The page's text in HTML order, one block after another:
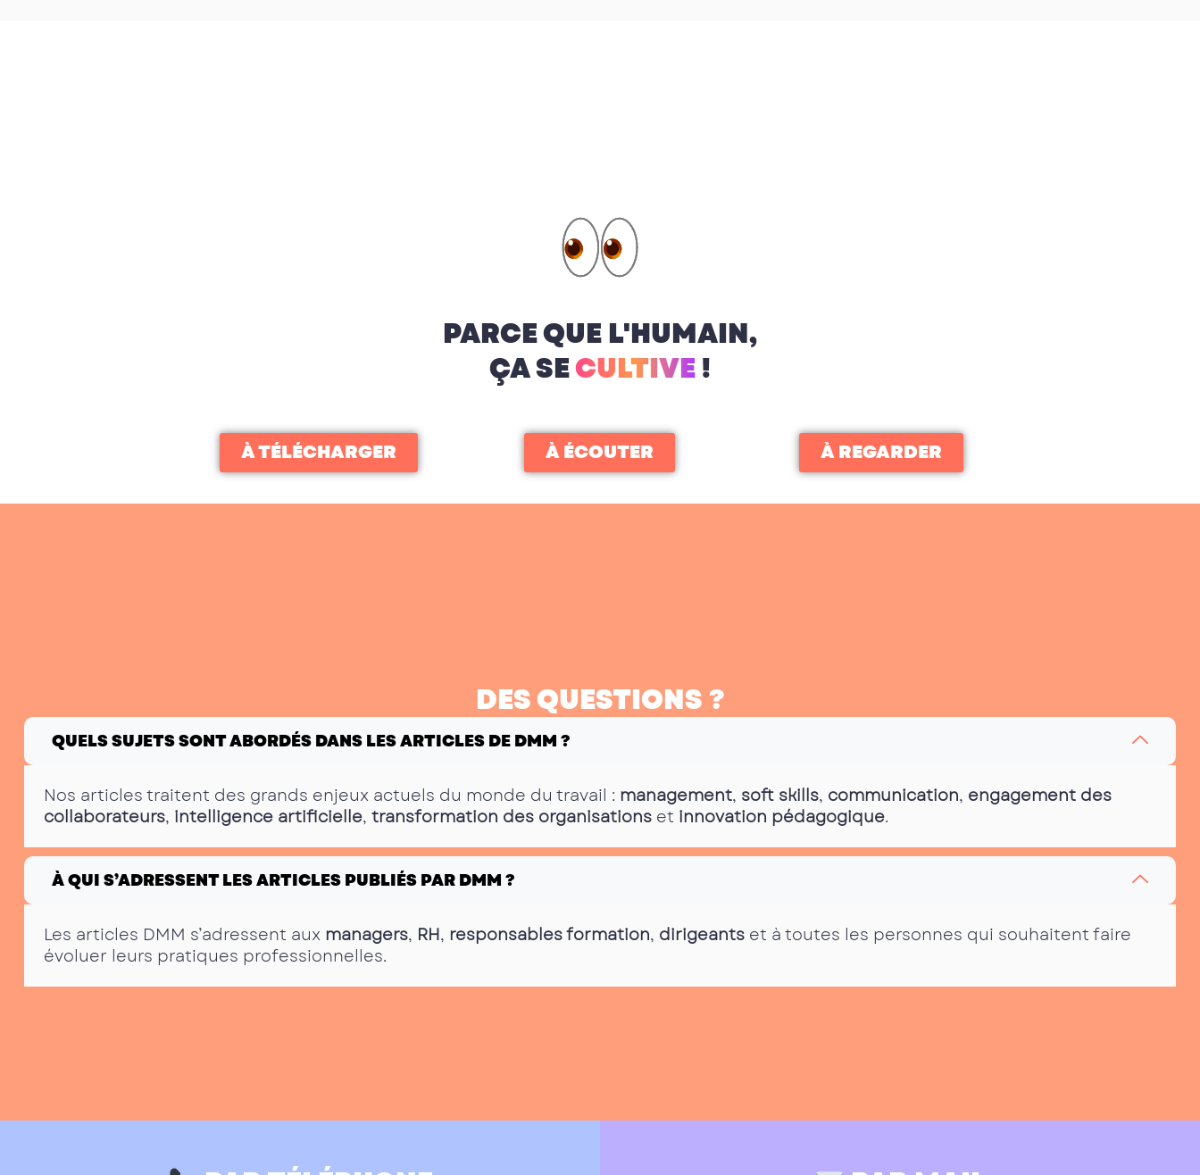
PARCE QUE L'HUMAIN,
ÇA SECULTIVE!
À TÉLÉCHARGER À ÉCOUTER À REGARDER
DES QUESTIONS ?
QUELS SUJETS SONT ABORDÉS DANS LES ARTICLES DE DMM ?
Nos articles traitent des grands enjeux actuels du monde du travail : management, soft skills, communication, engagement des
collaborateurs, intelligence artificielle, transformation des organisations et innovation pédagogique.
À QUI S’ADRESSENT LES ARTICLES PUBLIÉS PAR DMM ?
Les articles DMM s’adressent aux managers, RH, responsables formation, dirigeants et à toutes les personnes qui souhaitent faire
évoluer leurs pratiques professionnelles.